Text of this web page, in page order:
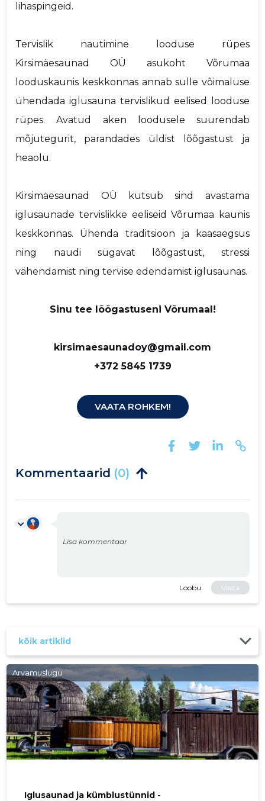
lihaspingeid.
Tervislik nautimine looduse rüpes
Kirsimäesaunad OÜ asukoht Võrumaa
looduskaunis keskkonnas annab sulle võimaluse
ühendada iglusauna tervislikud eelised looduse
rüpes. Avatud aken loodusele suurendab
mõjutegurit, parandades üldist lõõgastust ja
heaolu.
Kirsimäesaunad OÜ kutsub sind avastama
iglusaunade tervislikke eeliseid Võrumaa kaunis
keskkonnas. Ühenda traditsioon ja kaasaegsus
ning naudi sügavat lõõgastust, stressi
vähendamist ning tervise edendamist iglusaunas.
Sinu tee lõõgastuseni Võrumaal!
kirsimaesaunadoy@gmail.com
+372 5845 1739
VAATA ROHKEM!
Kommentaarid (0)
Loobu Vasta
kõik artiklid
Arvamuslugu
Iglusaunad ja kümblustünnid -